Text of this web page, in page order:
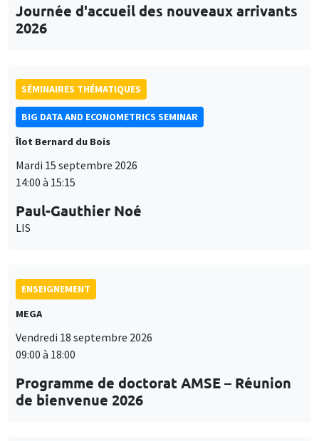
Journée d'accueil des nouveaux arrivants
2026
SÉMINAIRES THÉMATIQUES
BIG DATA AND ECONOMETRICS SEMINAR
Îlot Bernard du Bois
Mardi 15 septembre 2026
14:00 à 15:15
Paul-Gauthier Noé
LIS
ENSEIGNEMENT
MEGA
Vendredi 18 septembre 2026
09:00 à 18:00
Programme de doctorat AMSE – Réunion
de bienvenue 2026